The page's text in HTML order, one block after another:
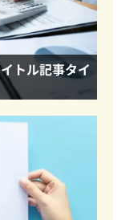
トル記事タイ